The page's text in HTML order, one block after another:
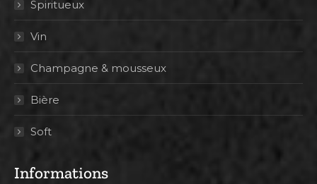
Spiritueux
Vin
Champagne & mousseux
Bière
Soft
Informations